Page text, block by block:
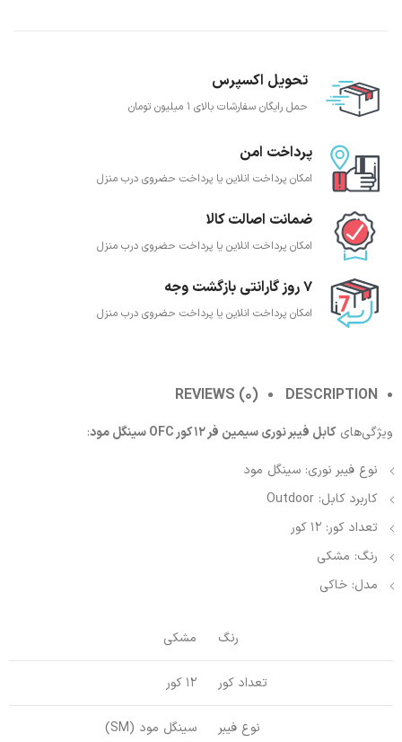
تحویل اکسپرس
حمل رایگان سفارشات بالای 1 میلیون تومان
پرداخت امن
امکان پرداخت انلاین یا پرداخت حضروی درب منزل
ضمانت اصالت کالا
امکان پرداخت انلاین یا پرداخت حضروی درب منزل
7 روز گارانتی بازگشت وجه
امکان پرداخت انلاین یا پرداخت حضروی درب منزل
DESCRIPTION
REVIEWS (0)
ویژگی‌هایکابل فیبر نوری سیمین‌ فر 12 کور OFC سینگل مود
:
نوع فیبر نوری: سینگل مود
کاربرد کابل: Outdoor
تعداد کور: 12 کور
رنگ: مشکی
مدل: خاکی
رنگ مشکی
تعداد کور 12 کور
نوع فیبر سینگل مود (SM)